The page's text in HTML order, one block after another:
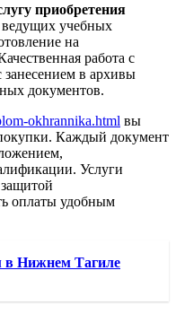
приобретения
учебных
на
работа с
занесением в архивы
документов.
okhrannika.html вы
Каждый документ
Услуги
оплаты удобным
в Нижнем Тагиле